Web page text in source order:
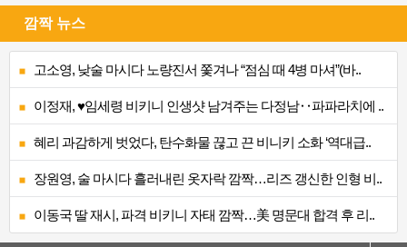
깜짝 뉴스
고소영, 낮술 마시다 노량진서 쫓겨나 “점심 때 4병 마셔”(바..
이정재, ♥임세령 비키니 인생샷 남겨주는 다정남‥파파라치에 ..
혜리 과감하게 벗었다, 탄수화물 끊고 끈 비니키 소화 ‘역대급..
장원영, 술 마시다 흘러내린 옷자락 깜짝…리즈 갱신한 인형 비..
이동국 딸 재시, 파격 비키니 자태 깜짝…美 명문대 합격 후 리..